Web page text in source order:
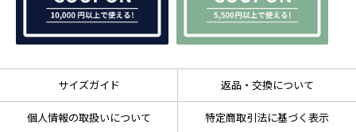
サイズガイド 返品・交換について
個人情報の取扱いについて 特定商取引法に基づく表示